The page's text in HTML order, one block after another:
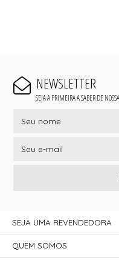
NEWSLETTER
SEJA A PRIMEIRA A SABER DE
SEJA UMA REVENDEDORA
QUEM SOMOS